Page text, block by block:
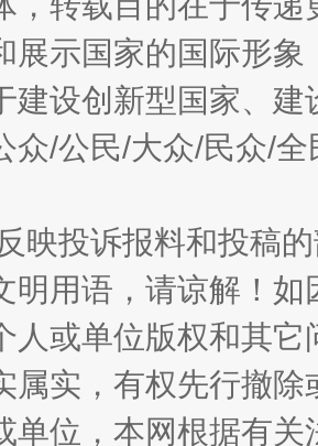
建安的艺术幻境
展示国家的国际形
建设创新型国家、
众/公民/大众/民众/
映投诉报料和投稿
明用语，请谅解！
人或单位版权和其它
属实，有权先行撤
单位，本网根据有